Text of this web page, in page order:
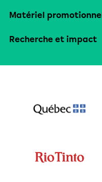
Matériel
Recherche et impact